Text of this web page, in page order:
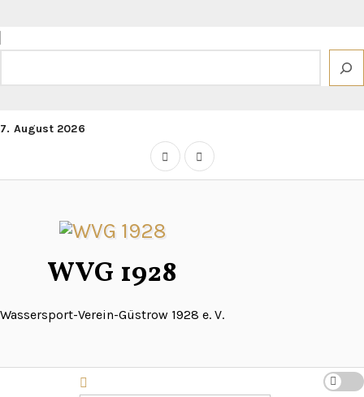
Inhalt
springen
7. August 2026
WVG 1928
Wassersport-Verein-Güstrow 1928 e. V.